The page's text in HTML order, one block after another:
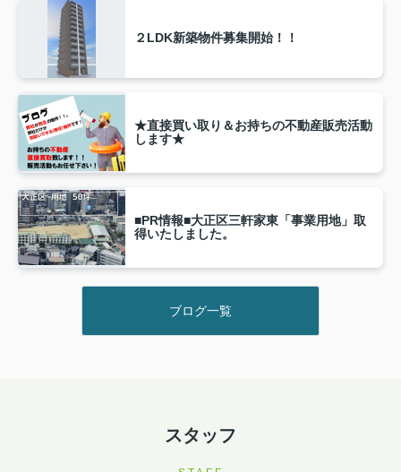
２LDK新築物件募集開始！！
★直接買い取り＆お持ちの不動産販売活動
します★
■PR情報■大正区三軒家東「事業用地」取
得いたしました。
ブログ一覧
スタッフ